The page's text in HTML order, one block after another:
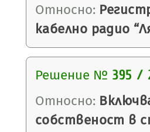
Относно:
кабелно радио
Решение № 395 /
Относно:
собственост в